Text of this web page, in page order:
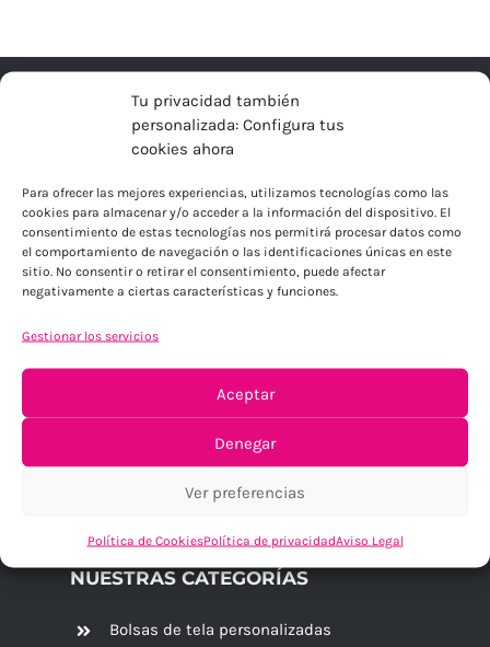
Tu privacidad también
personalizada: Configura tus
cookies ahora
Para ofrecer las mejores experiencias, utilizamos tecnologías como las
cookies para almacenar y/o acceder a la información del dispositivo. El
consentimiento de estas tecnologías nos permitirá procesar datos como
el comportamiento de navegación o las identificaciones únicas en este
sitio. No consentir o retirar el consentimiento, puede afectar
negativamente a ciertas características y funciones.
Gestionar los servicios
Aceptar
Denegar
Ver preferencias
Política de CookiesPolítica de privacidadAviso Legal
C/ María de Guzmán, 24 local
28003 – Madrid
+34 918 261 261 – +34 637 44 40 12
Contáctanos
Horario
NUESTRAS CATEGORÍAS
Bolsas de tela personalizadas